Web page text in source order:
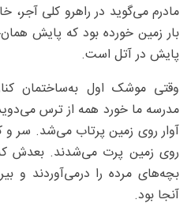
مادرم می‌گوید در راهرو کلی آجر،
بار زمین خورده بود که پایش
پایش در آتل است.
وقتی موشک اول به‌ساختمان
مدرسه ما خورد همه از ترس
آوار روی زمین پرتاب می‌شد. سر و
روی زمین پرت می‌شدند. بعدش
بچه‌های مرده را درمی‌آوردند و
آنجا بود.